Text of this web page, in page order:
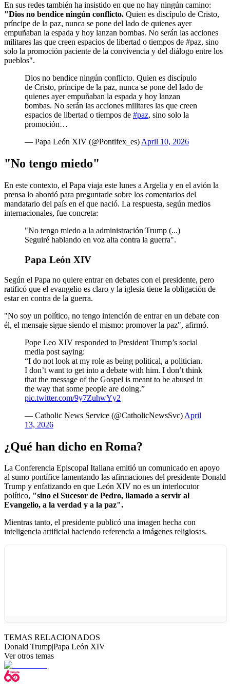
En sus redes también ha insistido en que no hay ningún camino:
"Dios no bendice ningún conflicto. Quien es discípulo de Cristo,
príncipe de la paz, nunca se pone del lado de quienes ayer
empuñaban la espada y hoy lanzan bombas. No serán las acciones
militares las que creen espacios de libertad o tiempos de #paz, sino
solo la promoción paciente de la convivencia y del diálogo entre los
pueblos".
Dios no bendice ningún conflicto. Quien es discípulo
de Cristo, príncipe de la paz, nunca se pone del lado de
quienes ayer empuñaban la espada y hoy lanzan
bombas. No serán las acciones militares las que creen
espacios de libertad o tiempos de #paz, sino solo la
promoción…
— Papa León XIV (@Pontifex_es) April 10, 2026
"No tengo miedo"
En este contexto, el Papa viaja este lunes a Argelia y en el avión la
prensa lo abordó para preguntarle sobre los comentarios del
mandatario del país en el que nació. La respuesta, según medios
internacionales, fue concreta:
"No tengo miedo a la administración Trump (...)
Seguiré hablando en voz alta contra la guerra".
Papa León XIV
Según el Papa no quiere entrar en debates con el presidente, pero
ratificó que el evangelio es claro y la iglesia tiene la obligación de
estar en contra de la guerra.
"No soy un político, no tengo intención de entrar en un debate con
él, el mensaje sigue siendo el mismo: promover la paz", afirmó.
Pope Leo XIV responded to President Trump’s social
media post saying:
“I do not look at my role as being political, a politician.
I don’t want to get into a debate with him. I don’t think
that the message of the Gospel is meant to be abused in
the way that some people are doing.”
pic.twitter.com/9y7ZuhwYy2
— Catholic News Service (@CatholicNewsSvc) April
13, 2026
¿Qué han dicho en Roma?
La Conferencia Episcopal Italiana emitió un comunicado en apoyo
al sumo pontífice lamentando las afirmaciones del presidente Donald
Trump y enfatizando en que León XIV no es un interlocutor
político, "sino el Sucesor de Pedro, llamado a servir al
Evangelio, a la verdad y a la paz".
Mientras tanto, el presidente publicó una imagen hecha con
inteligencia artificial haciendo referencia a imágenes religiosas.
TEMAS RELACIONADOS
Donald Trump|Papa León XIV
Ver otros temas